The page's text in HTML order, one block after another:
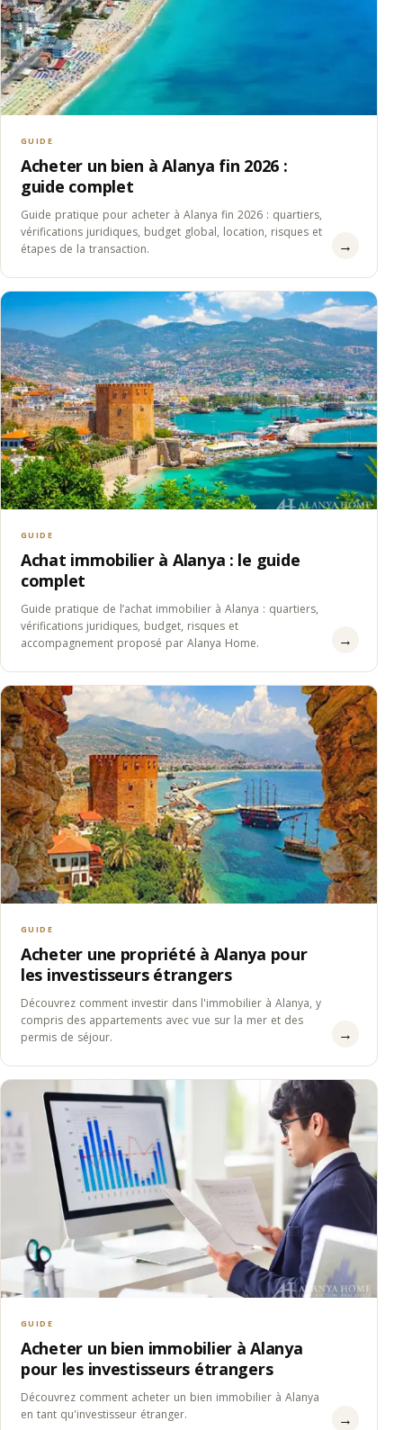
GUIDE
Acheter un bien à Alanya fin 2026 :
guide complet
Guide pratique pour acheter à Alanya fin 2026 : quartiers,
vérifications juridiques, budget global, location, risques et
étapes de la transaction.
→
GUIDE
Achat immobilier à Alanya : le guide
complet
Guide pratique de l’achat immobilier à Alanya : quartiers,
vérifications juridiques, budget, risques et
accompagnement proposé par Alanya Home.
→
GUIDE
Acheter une propriété à Alanya pour
les investisseurs étrangers
Découvrez comment investir dans l'immobilier à Alanya, y
compris des appartements avec vue sur la mer et des
permis de séjour.
→
GUIDE
Acheter un bien immobilier à Alanya
pour les investisseurs étrangers
Découvrez comment acheter un bien immobilier à Alanya
en tant qu'investisseur étranger.
→